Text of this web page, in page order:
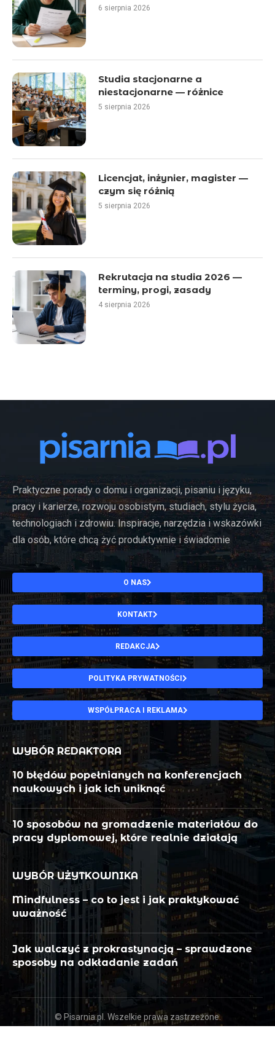
6 sierpnia 2026
Studia stacjonarne a
niestacjonarne — różnice
5 sierpnia 2026
Licencjat, inżynier, magister —
czym się różnią
5 sierpnia 2026
Rekrutacja na studia 2026 —
terminy, progi, zasady
4 sierpnia 2026
Praktyczne porady o domu i organizacji, pisaniu i języku,
pracy i karierze, rozwoju osobistym, studiach, stylu życia,
technologiach i zdrowiu. Inspiracje, narzędzia i wskazówki
dla osób, które chcą żyć produktywnie i świadomie
O NAS
KONTAKT
REDAKCJA
POLITYKA PRYWATNOŚCI
WSPÓŁPRACA I REKLAMA
WYBÓR REDAKTORA
10 błędów popełnianych na konferencjach
naukowych i jak ich uniknąć
10 sposobów na gromadzenie materiałów do
pracy dyplomowej, które realnie działają
WYBÓR UŻYTKOWNIKA
Mindfulness – co to jest i jak praktykować
uważność
Jak walczyć z prokrastynacją – sprawdzone
sposoby na odkładanie zadań
© Pisarnia.pl. Wszelkie prawa zastrzeżone.